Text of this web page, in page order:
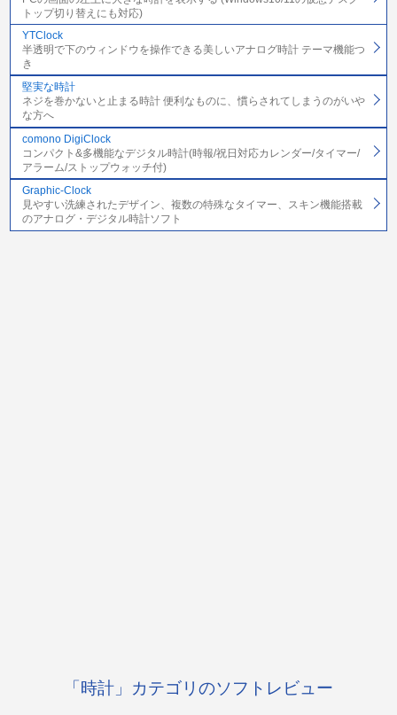
トップ切り替えにも対応)
YTClock
半透明で下のウィンドウを操作できる美しいアナログ時計 テーマ機能つ
き
堅実な時計
ネジを巻かないと止まる時計 便利なものに、慣らされてしまうのがいや
な方へ
comono DigiClock
コンパクト&多機能なデジタル時計(時報/祝日対応カレンダー/タイマー/
アラーム/ストップウォッチ付)
Graphic-Clock
見やすい洗練されたデザイン、複数の特殊なタイマー、スキン機能搭載
のアナログ・デジタル時計ソフト
「時計」カテゴリのソフトレビュー